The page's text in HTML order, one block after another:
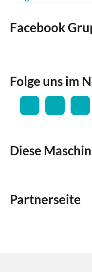
Facebook
Folge uns im
Diese
Partnerseite